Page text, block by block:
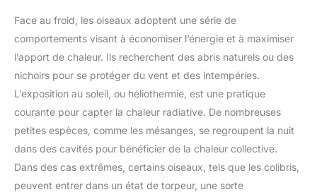
Face au froid, les oiseaux adoptent une série de
comportements visant à économiser l’énergie et à maximiser
l’apport de chaleur. Ils recherchent des abris naturels ou des
nichoirs pour se protéger du vent et des intempéries.
L’exposition au soleil, ou héliothermie, est une pratique
courante pour capter la chaleur radiative. De nombreuses
petites espèces, comme les mésanges, se regroupent la nuit
dans des cavités pour bénéficier de la chaleur collective.
Dans des cas extrêmes, certains oiseaux, tels que les colibris,
peuvent entrer dans un état de torpeur, une sorte